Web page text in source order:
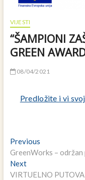
VIJESTI
“ŠAMPIONI
GREEN
08/04/2021
Predložite i vi
Navigacija
članaka
PreviousPrevious
post:
GreenWorks –
NextNext
post:
VIRTUELNO